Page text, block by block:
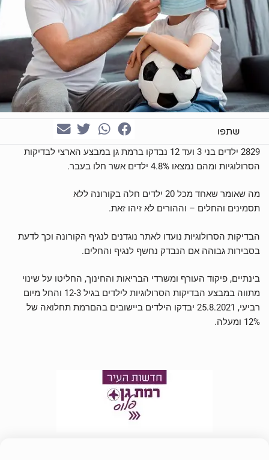
שתפו
2829 ילדים בני 3 ועד 12 נבדקו ברמת גן במבצע הארצי לבדיקות
הסרולוגיות ומהם נמצאו 4.8% ילדים אשר חלו בעבר.
מה שאומר שאחד מכל 20 ילדים חלה בקורונה
ללא
תסמינים והחלים – וההורים לא זיהו זאת.
הבדיקות הסרולוגיות נועדו לאתר נוגדנים לנגיף הקורונה וכך לדעת
בסבירות גבוהה אם הנבדק נחשף לנגיף והחלים.
בינתיים, פיקוד העורף ומשרדי הבריאות והחינוך, החליטו על שינוי
מתווה במבצע הבדיקות הסרולוגיות לילדים בגיל 12-3 והחל מיום
רביעי, 25.8.2021
יבדקו הילדים ביישובים בהםרמת תחלואה של
12% ומעלה.